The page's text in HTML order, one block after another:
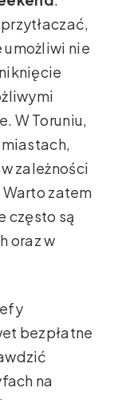
nie
W Toruniu,
zależności
zatem
często są
oraz w
bezpłatne
na